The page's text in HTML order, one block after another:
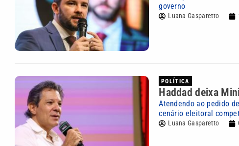
governo
Luana Gasparetto
POLÍTICA
Haddad deixa
Atendendo ao pedido
cenário eleitoral
Luana Gasparetto